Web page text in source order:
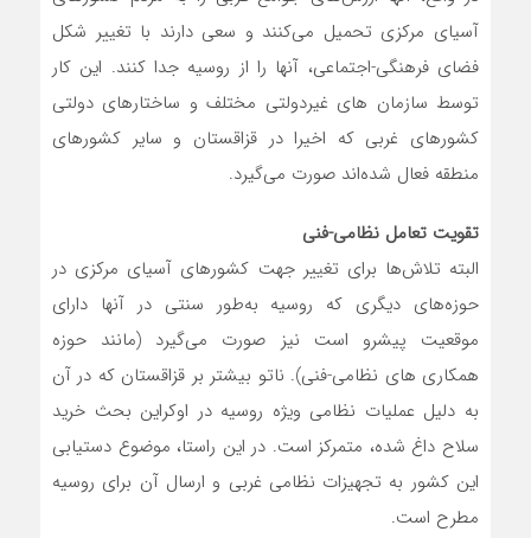
آسیای مرکزی تحمیل می‌کنند و سعی دارند با تغییر شکل
فضای فرهنگی-اجتماعی، آنها را از روسیه جدا کنند. این کار
توسط سازمان های غیردولتی مختلف و ساختارهای دولتی
کشورهای غربی که اخیرا در قزاقستان و سایر کشورهای
منطقه فعال شده‌اند صورت می‌گیرد.
تقویت تعامل نظامی-فنی
البته تلاش‌ها برای تغییر جهت کشورهای آسیای مرکزی در
حوزه‌های دیگری که روسیه به‌طور سنتی در آنها دارای
موقعیت پیشرو است نیز صورت می‌گیرد (مانند حوزه
همکاری های نظامی-فنی). ناتو بیشتر بر قزاقستان که در آن
به دلیل عملیات نظامی ویژه روسیه در اوکراین بحث خرید
سلاح داغ شده، متمرکز است. در این راستا، موضوع دستیابی
این کشور به تجهیزات نظامی غربی و ارسال آن برای روسیه
مطرح است.